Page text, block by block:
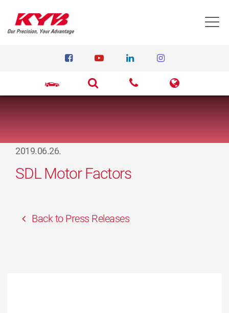
2019.06.26.
SDL Motor Factors
Back to Press Releases